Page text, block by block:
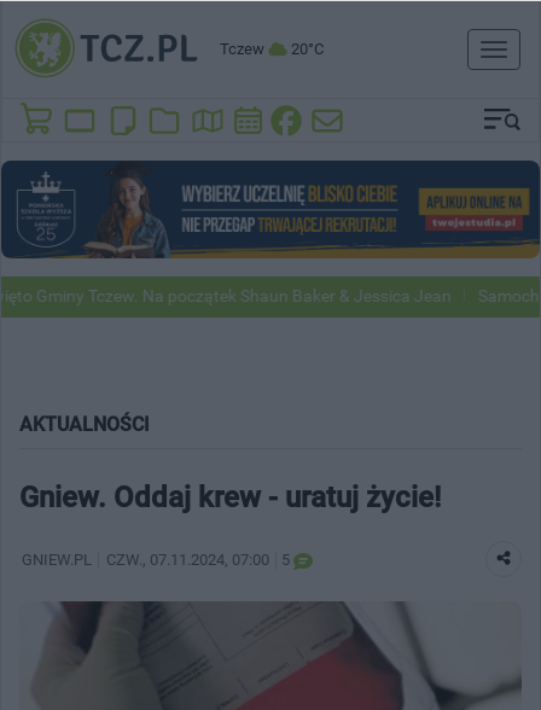
Tczew 20°C
Toggle
Tczew. Na początek Shaun Baker & Jessica Jean Samochody
AKTUALNOŚCI
Gniew. Oddaj krew - uratuj życie!
GNIEW.PL CZW. , 07.11.2024, 07:00 5